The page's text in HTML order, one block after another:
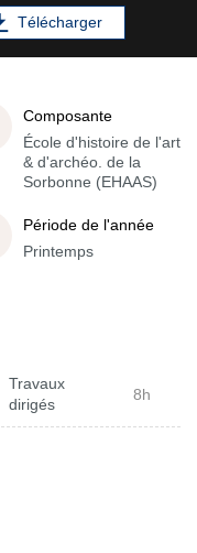
Télécharger
Composante
École d'histoire de l'art
& d'archéo. de la
Sorbonne (EHAAS)
Période de l'année
Printemps
Travaux
dirigés
8h